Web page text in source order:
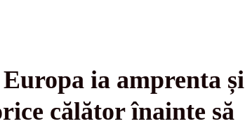
ia amprenta și
călător înainte să